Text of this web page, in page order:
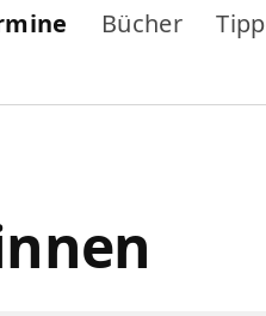
Bücher